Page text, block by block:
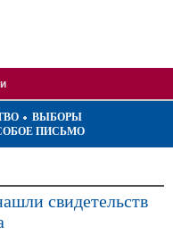
ВЫБОРЫ
ПИСЬМО
свидетельств